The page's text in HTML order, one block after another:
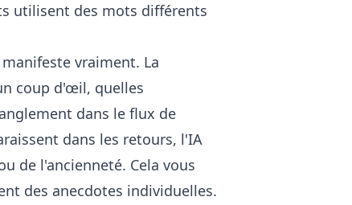
utilisent des mots différents
vraiment. La
coup d'œil, quelles
dans le flux de
dans les retours, l'IA
de l'ancienneté. Cela vous
des anecdotes individuelles.